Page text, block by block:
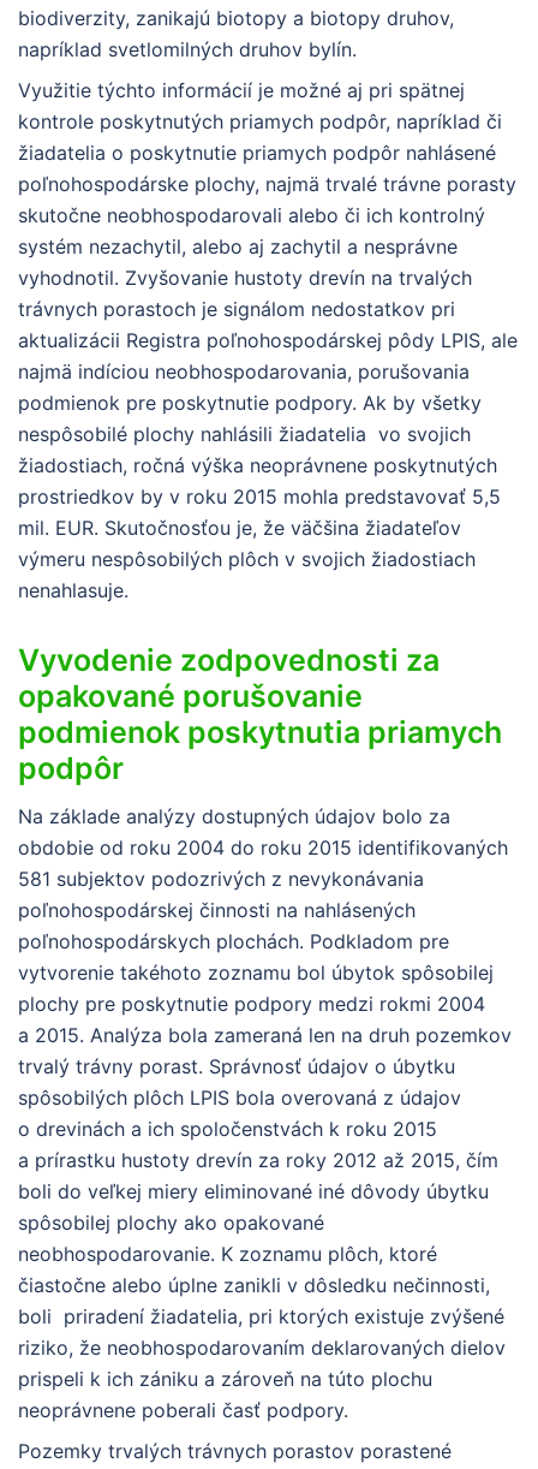
biodiverzity, zanikajú biotopy a biotopy druhov,
napríklad svetlomilných druhov bylín.
Využitie týchto informácií je možné aj pri spätnej
kontrole poskytnutých priamych podpôr, napríklad či
žiadatelia o poskytnutie priamych podpôr nahlásené
poľnohospodárske plochy, najmä trvalé trávne porasty
skutočne neobhospodarovali alebo či ich kontrolný
systém nezachytil, alebo aj zachytil a nesprávne
vyhodnotil. Zvyšovanie hustoty drevín na trvalých
trávnych porastoch je signálom nedostatkov pri
aktualizácii Registra poľnohospodárskej pôdy LPIS, ale
najmä indíciou neobhospodarovania, porušovania
podmienok pre poskytnutie podpory. Ak by všetky
nespôsobilé plochy nahlásili žiadatelia vo svojich
žiadostiach, ročná výška neoprávnene poskytnutých
prostriedkov by v roku 2015 mohla predstavovať 5,5
mil. EUR. Skutočnosťou je, že väčšina žiadateľov
výmeru nespôsobilých plôch v svojich žiadostiach
nenahlasuje.
Vyvodenie zodpovednosti za
opakované porušovanie
podmienok poskytnutia priamych
podpôr
Na základe analýzy dostupných údajov bolo za
obdobie od roku 2004 do roku 2015 identifikovaných
581 subjektov podozrivých z nevykonávania
poľnohospodárskej činnosti na nahlásených
poľnohospodárskych plochách. Podkladom pre
vytvorenie takéhoto zoznamu bol úbytok spôsobilej
plochy pre poskytnutie podpory medzi rokmi 2004
a 2015. Analýza bola zameraná len na druh pozemkov
trvalý trávny porast. Správnosť údajov o úbytku
spôsobilých plôch LPIS bola overovaná z údajov
o drevinách a ich spoločenstvách k roku 2015
a prírastku hustoty drevín za roky 2012 až 2015, čím
boli do veľkej miery eliminované iné dôvody úbytku
spôsobilej plochy ako opakované
neobhospodarovanie. K zoznamu plôch, ktoré
čiastočne alebo úplne zanikli v dôsledku nečinnosti,
boli priradení žiadatelia, pri ktorých existuje zvýšené
riziko, že neobhospodarovaním deklarovaných dielov
prispeli k ich zániku a zároveň na túto plochu
neoprávnene poberali časť podpory.
Pozemky trvalých trávnych porastov porastené